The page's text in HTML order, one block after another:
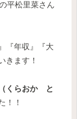
平松里菜さん
『年収』『大
きます！
くらおか と
！！